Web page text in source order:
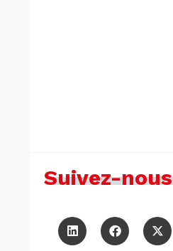
Suivez-nous